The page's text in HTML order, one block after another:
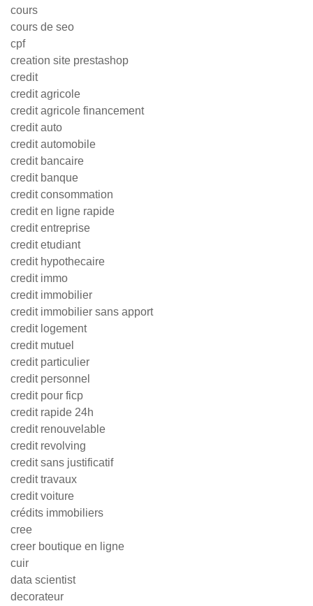
cours
cours de seo
cpf
creation site prestashop
credit
credit agricole
credit agricole financement
credit auto
credit automobile
credit bancaire
credit banque
credit consommation
credit en ligne rapide
credit entreprise
credit etudiant
credit hypothecaire
credit immo
credit immobilier
credit immobilier sans apport
credit logement
credit mutuel
credit particulier
credit personnel
credit pour ficp
credit rapide 24h
credit renouvelable
credit revolving
credit sans justificatif
credit travaux
credit voiture
crédits immobiliers
cree
creer boutique en ligne
cuir
data scientist
decorateur